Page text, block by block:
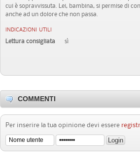
cui è sopravvissuta. Lei, bambina, si permise di
anche ad un dolore che non passa.
INDICAZIONI UTILI
Lettura consigliata sì
COMMENTI
Per inserire la tua opinione devi essere